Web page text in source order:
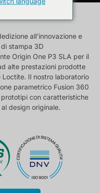
all’innovazione e
stampa 3D
Origin One P3 SLA per il
alte prestazioni prodotte
Il nostro laboratorio
parametrico Fusion 360
con caratteristiche
design originale.